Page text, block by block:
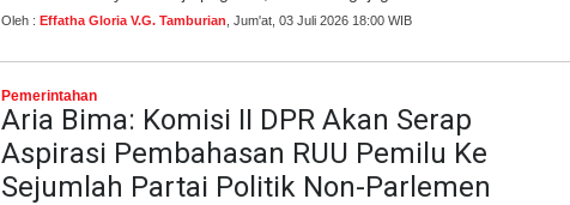
Oleh : Effatha Gloria V.G. Tamburian , Jum'at, 03 Juli 2026 18:00 WIB
Pemerintahan
Aria Bima: Komisi II DPR Akan Serap
Aspirasi Pembahasan RUU Pemilu Ke
Sejumlah Partai Politik Non-Parlemen